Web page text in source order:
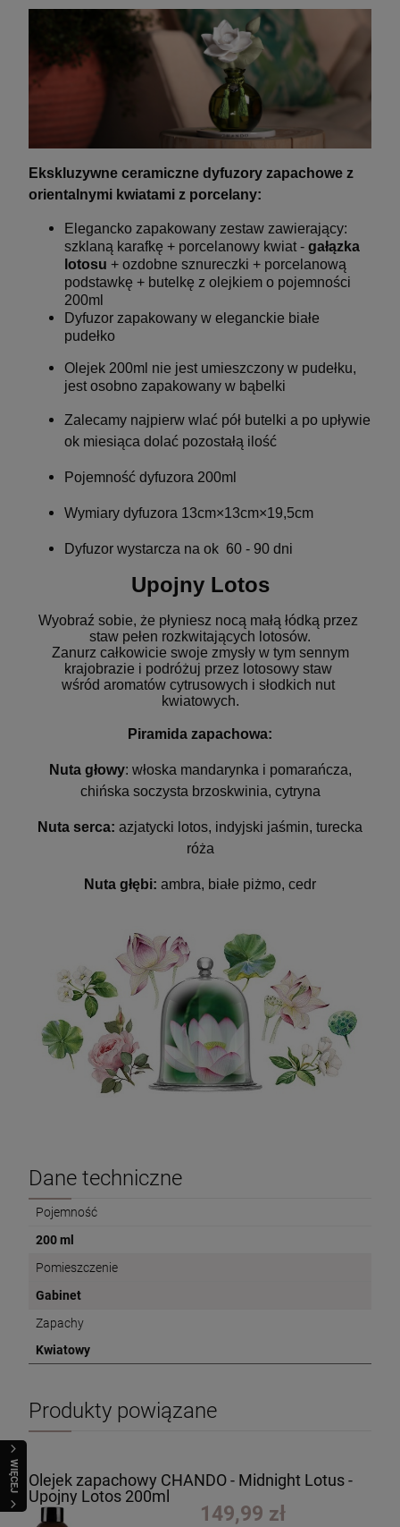
WIĘCEJ
Ekskluzywne ceramiczne dyfuzory zapachowe z
orientalnymi kwiatami z porcelany:
Elegancko zapakowany zestaw zawierający:
szklaną karafkę + porcelanowy kwiat - gałązka
lotosu + ozdobne sznureczki + porcelanową
podstawkę + butelkę z olejkiem o pojemności
200ml
Dyfuzor zapakowany w eleganckie białe
pudełko
Olejek 200ml nie jest umieszczony w pudełku,
jest osobno zapakowany w bąbelki
Zalecamy najpierw wlać pół butelki a po upływie
ok miesiąca dolać pozostałą ilość
Pojemność dyfuzora 200ml
Wymiary dyfuzora 13cm×13cm×19,5cm
Dyfuzor wystarcza na ok 60 - 90 dni
Upojny Lotos
Wyobraź sobie, że płyniesz nocą małą łódką przez
staw pełen rozkwitających lotosów.
krajobrazie i podróżuj przez lotosowy staw
wśród aromatów cytrusowych i słodkich nut
kwiatowych.
Piramida zapachowa:
Nuta głowy: włoska mandarynka i pomarańcza,
chińska soczysta brzoskwinia, cytryna
Nuta serca: azjatycki lotos, indyjski jaśmin, turecka
róża
Nuta głębi: ambra, białe piżmo, cedr
Dane techniczne
Pojemność
200 ml
Pomieszczenie
Gabinet
Zapachy
Kwiatowy
Produkty powiązane
Olejek zapachowy CHANDO - Midnight Lotus -
Upojny Lotos 200ml
149,99 zł